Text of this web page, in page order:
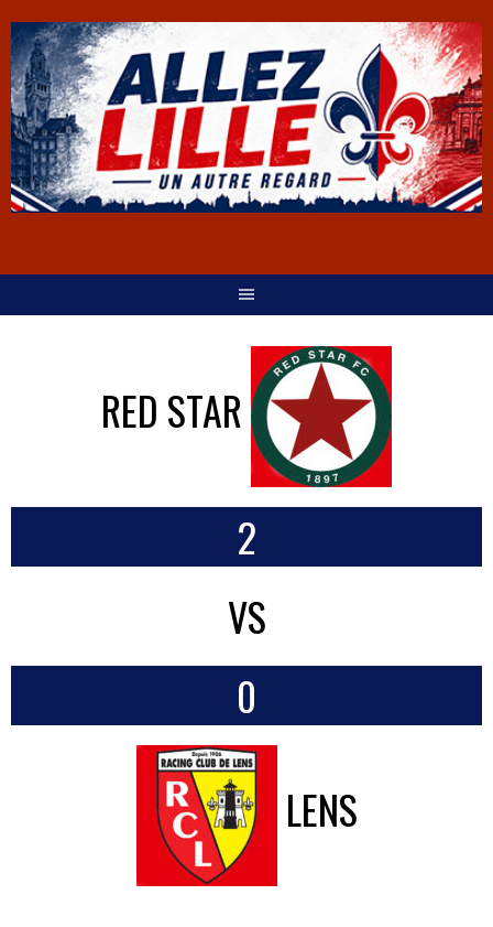
RED STAR
2
VS
0
LENS